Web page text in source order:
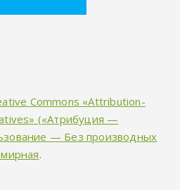
Commons «Attribution-
(«Атрибуция —
— Без производных
.